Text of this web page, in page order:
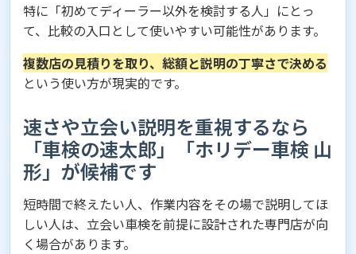
特に「初めてディーラー以外を検討する人」にとっ
て、比較の入口として使いやすい可能性があります。
複数店の見積りを取り、総額と説明の丁寧さで決める
という使い方が現実的です。
速さや立会い説明を重視するなら
「車検の速太郎」「ホリデー車検 山
形」が候補です
短時間で終えたい人、作業内容をその場で説明してほ
しい人は、立会い車検を前提に設計された専門店が向
く場合があります。